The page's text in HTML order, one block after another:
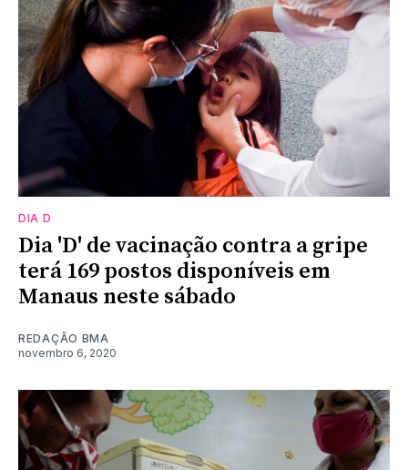
DIA D
Dia 'D' de vacinação contra a gripe
terá 169 postos disponíveis em
Manaus neste sábado
REDAÇÃO BMA
novembro 6, 2020